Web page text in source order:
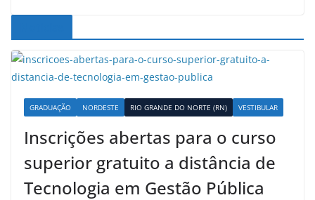
GRADUAÇÃO NORDESTE RIO GRANDE DO NORTE (RN) VESTIBULAR
Inscrições abertas para o curso
superior gratuito a distância de
Tecnologia em Gestão Pública